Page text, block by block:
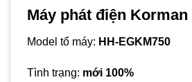
Máy phát điện Korman
Model tổ máy: HH-EGKM750
Tình trạng: mới 100%